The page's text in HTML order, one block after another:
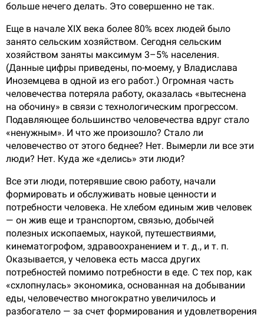
больше нечего делать. Это совершенно не так.
Еще в начале XIX века более 80% всех людей было
занято сельским хозяйством. Сегодня сельским
хозяйством заняты максимум 3–5% населения.
(Данные цифры приведены, по-моему, у Владислава
Иноземцева в одной из его работ.) Огромная часть
человечества потеряла работу, оказалась «вытеснена
на обочину» в связи с технологическим прогрессом.
Подавляющее большинство человечества вдруг стало
«ненужным». И что же произошло? Стало ли
человечество от этого беднее? Нет. Вымерли ли все эти
люди? Нет. Куда же «делись» эти люди?
Все эти люди, потерявшие свою работу, начали
формировать и обслуживать новые ценности и
потребности человека. Не хлебом единым жив человек
— он жив еще и транспортом, связью, добычей
полезных ископаемых, наукой, путешествиями,
кинематогрофом, здравоохранением и т. д., и т. п.
Оказывается, у человека есть масса других
потребностей помимо потребности в еде. С тех пор, как
«схлопнулась» экономика, основанная на добывании
еды, человечество многократно увеличилось и
разбогатело — за счет формирования и удовлетворения